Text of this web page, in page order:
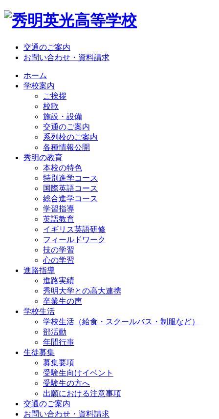
交通のご案内
お問い合わせ・資料請求
ホーム
学校案内
ご挨拶
校歌
施設・設備
交通のご案内
系列校のご案内
各種情報公開
秀明の教育
本校の特色
特別進学コース
国際英語コース
総合進学コース
学習指導
英語教育
イギリス英語研修
フィールドワーク
技の学習
心の学習
進路指導
進路実績
秀明大学との高大連携
卒業生の声
学校生活
学校生活（給食・スクールバス・制服など）
部活動
年間行事
生徒募集
募集要項
受験生向けイベント
受験生の方へ
出願における注意事項
交通のご案内
お問い合わせ・資料請求